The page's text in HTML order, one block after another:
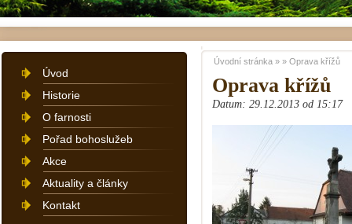
Oprava křížů
Datum: 29.12.2013 od 15:17
Úvodní stránka » » Oprava křížů
Úvod
Historie
O farnosti
Pořad bohoslužeb
Akce
Aktuality a články
Kontakt